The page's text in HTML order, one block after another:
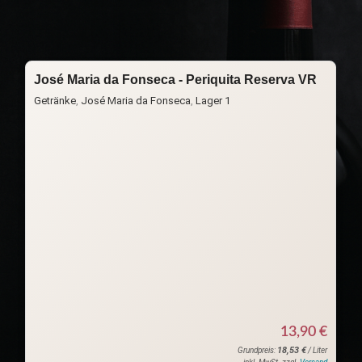
José Maria da Fonseca - Periquita Reserva VR
Getränke, José Maria da Fonseca, Lager 1
13,90€
Grundpreis: 18,53€/ Liter